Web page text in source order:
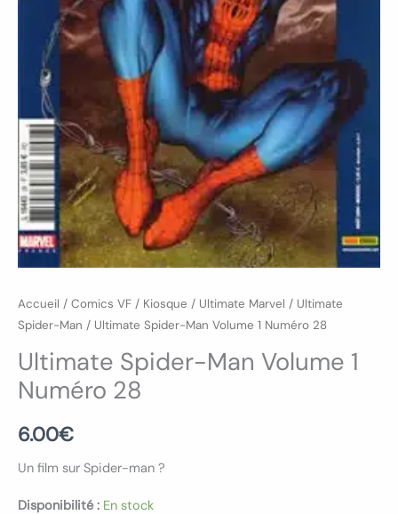
Accueil / Comics VF / Kiosque / Ultimate Marvel / Ultimate
Spider-Man / Ultimate Spider-Man Volume 1 Numéro 28
Ultimate Spider-Man Volume 1
Numéro 28
6.00€
Un film sur Spider-man ?
Disponibilité : En stock